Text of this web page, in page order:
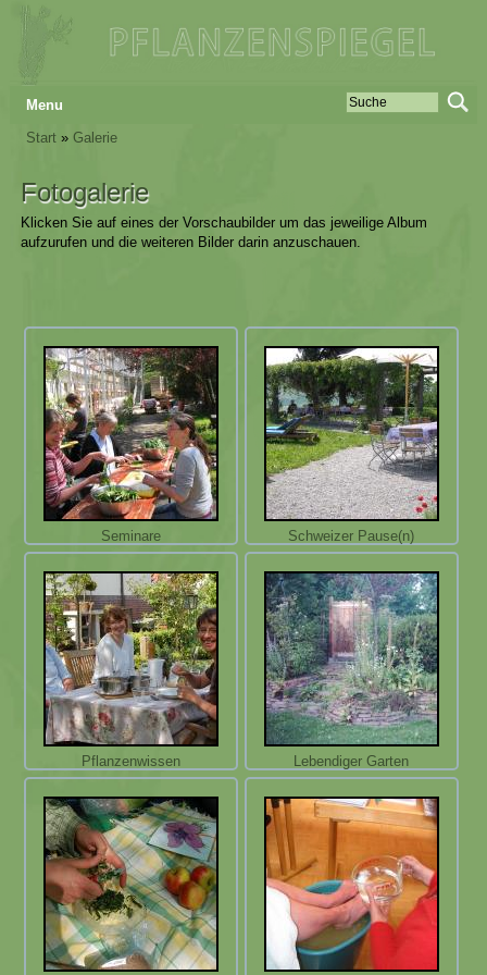
Menu
Start» Galerie
Fotogalerie
Klicken Sie auf eines der Vorschaubilder um das jeweilige Album
aufzurufen und die weiteren Bilder darin anzuschauen.
Seminare Schweizer Pause(n)
Pflanzenwissen Lebendiger Garten